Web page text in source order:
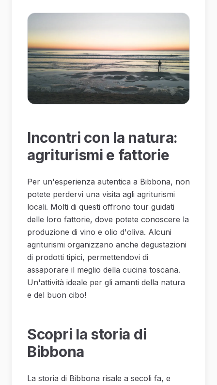
Incontri con la natura:
agriturismi e fattorie
Per un'esperienza autentica a Bibbona, non
potete perdervi una visita agli agriturismi
locali. Molti di questi offrono tour guidati
delle loro fattorie, dove potete conoscere la
produzione di vino e olio d'oliva. Alcuni
agriturismi organizzano anche degustazioni
di prodotti tipici, permettendovi di
assaporare il meglio della cucina toscana.
Un'attività ideale per gli amanti della natura
e del buon cibo!
Scopri la storia di
Bibbona
La storia di Bibbona risale a secoli fa, e